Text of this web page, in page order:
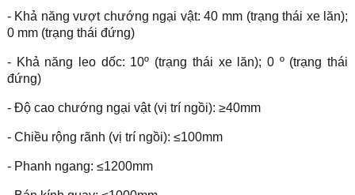
- Khả năng vượt chướng ngại vật: 40 mm (trạng thái xe lăn);
0 mm (trạng thái đứng)
- Khả năng leo dốc: 10º (trạng thái xe lăn); 0 º (trạng thái
đứng)
- Độ cao chướng ngại vật (vị trí ngồi): ≥40mm
- Chiều rộng rãnh (vị trí ngồi): ≤100mm
- Phanh ngang: ≤1200mm